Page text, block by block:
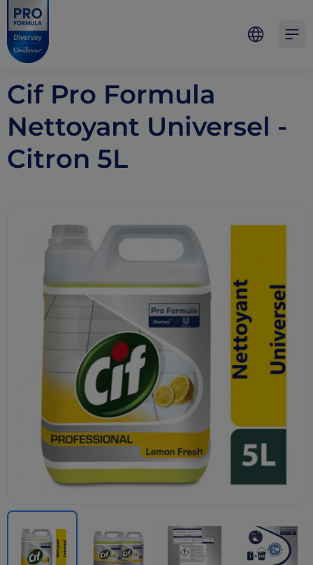
Skip to main content
Skip to navigation
Skip to footer
Pro Formula
Cif Pro Formula
Nettoyant Universel -
Citron 5L